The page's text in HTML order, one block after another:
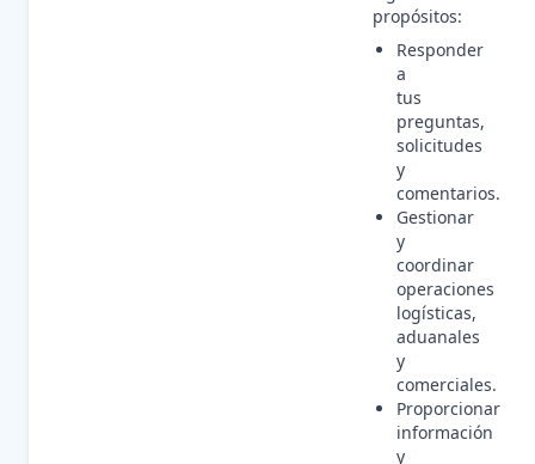
propósitos:
Responder
a
tus
preguntas,
solicitudes
y
comentarios.
Gestionar
y
coordinar
operaciones
logísticas,
aduanales
y
comerciales.
Proporcionar
información
y